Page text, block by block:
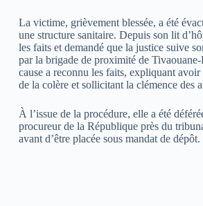
La victime, grièvement blessée, a été
une structure sanitaire. Depuis son lit
les faits et demandé que la justice suive
par la brigade de proximité de Tivaouane-
cause a reconnu les faits, expliquant avoir
de la colère et sollicitant la clémence des
À l’issue de la procédure, elle a été
procureur de la République près du
avant d’être placée sous mandat de dépôt.